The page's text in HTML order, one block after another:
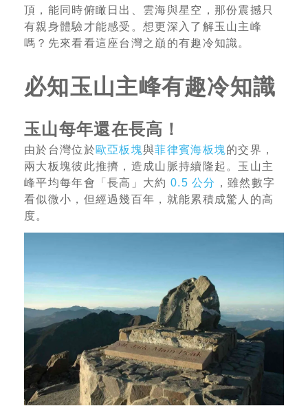
頂，能同時俯瞰日出、雲海與星空，那份震撼只
有親身體驗才能感受。想更深入了解玉山主峰
嗎？先來看看這座台灣之巔的有趣冷知識。
必知玉山主峰有趣冷知識
玉山每年還在長高！
由於台灣位於 歐亞板塊與菲律賓海板塊的交界，
兩大板塊彼此推擠，造成山脈持續隆起。玉山主
峰平均每年會「長高」大約 0.5 公分 ，雖然數字
看似微小，但經過幾百年，就能累積成驚人的高
度。